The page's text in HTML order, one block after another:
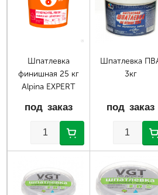
Шпатлевка
финишная 25 кг
Alpina EXPERT
под заказ
Шпатлевка
3кг
под заказ